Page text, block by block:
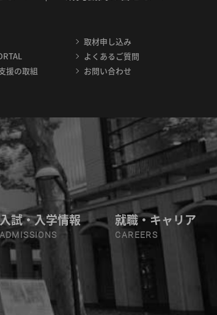
援の取組
取材申し込み
よくあるご質問
お問い合わせ
試・入学情報
ADMISSIONS
就職・キャリア
CAREERS